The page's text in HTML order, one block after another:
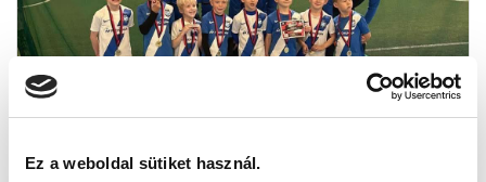
Ez a weboldal sütiket használ.